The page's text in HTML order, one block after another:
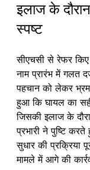
इलाज के
स्पष्ट
सीएचसी से रेफर
नाम प्रारंभ में गलत
पहचान को लेकर
हुआ कि घायल का
जिसकी इलाज के
प्रभारी ने पुष्टि करते
सुधार की प्रक्रिया
मामले में आगे की